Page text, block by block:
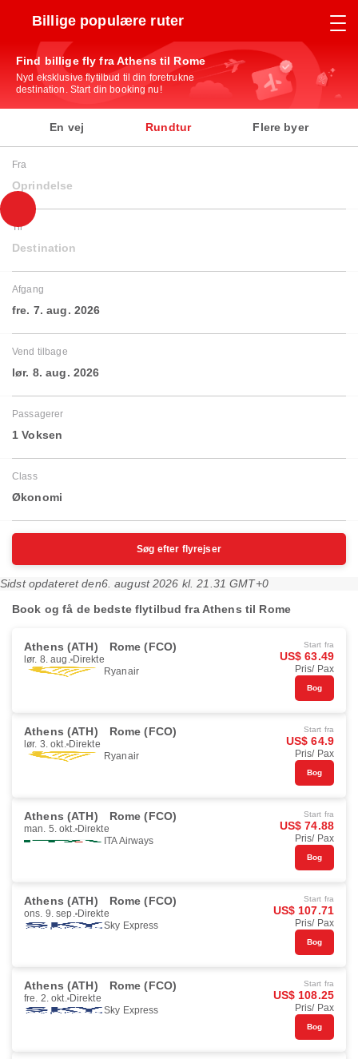
Billige populære ruter
Find billige fly fra Athens til Rome
Nyd eksklusive flytilbud til din foretrukne
destination. Start din booking nu!
En vej Rundtur Flere byer
Fra
Oprindelse
Til
Destination
Afgang
fre. 7. aug. 2026
Vend tilbage
lør. 8. aug. 2026
Passagerer
1 Voksen
Class
Økonomi
Søg efter flyrejser
Sidst opdateret den6. august 2026 kl. 21.31 GMT+0
Book og få de bedste flytilbud fra Athens til Rome
Athens (ATH) Rome (FCO)
lør. 8. aug. Direkte
Ryanair
Start fra
US$ 63.49
Pris/ Pax
Bog
Athens (ATH) Rome (FCO)
lør. 3. okt. Direkte
Ryanair
Start fra
US$ 64.9
Pris/ Pax
Bog
Athens (ATH) Rome (FCO)
man. 5. okt. Direkte
ITA Airways
Start fra
US$ 74.88
Pris/ Pax
Bog
Athens (ATH) Rome (FCO)
ons. 9. sep. Direkte
Sky Express
Start fra
US$ 107.71
Pris/ Pax
Bog
Athens (ATH) Rome (FCO)
fre. 2. okt. Direkte
Sky Express
Start fra
US$ 108.25
Pris/ Pax
Bog